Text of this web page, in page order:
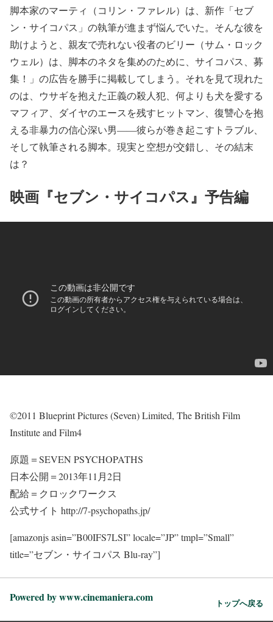
脚本家のマーティ（コリン・ファレル）は、新作「セブ
ン・サイコパス」の執筆が進まず悩んでいた。そんな彼を
助けようと、親友で売れない役者のビリー（サム・ロック
ウェル）は、脚本のネタを集めのために、サイコパス、募
集！」の広告を勝手に掲載してしまう。それを見て現れた
のは、ウサギを抱えた正義の殺人犯、何よりも犬を愛する
マフィア、ダイヤのエースを残すヒットマン、復讐心を抱
える非暴力の信心深い男――彼らが巻き起こすトラブル、
そして執筆される脚本。現実と空想が交錯し、その結末
は？
映画『セブン・サイコパス』予告編
©2011 Blueprint Pictures (Seven) Limited, The British Film
Institute and Film4
原題＝SEVEN PSYCHOPATHS
日本公開＝2013年11月2日
配給＝クロックワークス
公式サイト http://7-psychopaths.jp/
[amazonjs asin=”B00IFS7LSI” locale=”JP” tmpl=”Small”
title=”セブン・サイコパス Blu-ray”]
Powered by www.cinemaniera.com トップへ戻る